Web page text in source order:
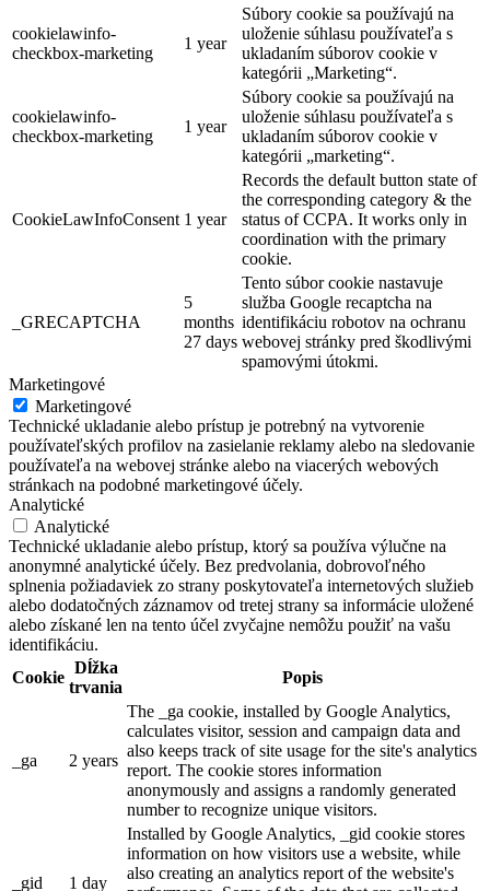
cookielawinfo-
checkbox-marketing
1 year
Súbory cookie sa používajú na
uloženie súhlasu používateľa s
ukladaním súborov cookie v
kategórii „Marketing“.
cookielawinfo-
checkbox-marketing
1 year
Súbory cookie sa používajú na
uloženie súhlasu používateľa s
ukladaním súborov cookie v
kategórii „marketing“.
CookieLawInfoConsent 1 year
Records the default button state of
the corresponding category & the
status of CCPA. It works only in
coordination with the primary
cookie.
_GRECAPTCHA
5
months
27 days
Tento súbor cookie nastavuje
služba Google recaptcha na
identifikáciu robotov na ochranu
webovej stránky pred škodlivými
spamovými útokmi.
Marketingové
Marketingové
Technické ukladanie alebo prístup je potrebný na vytvorenie
používateľských profilov na zasielanie reklamy alebo na sledovanie
používateľa na webovej stránke alebo na viacerých webových
stránkach na podobné marketingové účely.
Analytické
Analytické
Technické ukladanie alebo prístup, ktorý sa používa výlučne na
anonymné analytické účely. Bez predvolania, dobrovoľného
splnenia požiadaviek zo strany poskytovateľa internetových služieb
alebo dodatočných záznamov od tretej strany sa informácie uložené
alebo získané len na tento účel zvyčajne nemôžu použiť na vašu
identifikáciu.
Cookie
Dĺžka
trvania
Popis
_ga 2 years
The _ga cookie, installed by Google Analytics,
calculates visitor, session and campaign data and
also keeps track of site usage for the site's analytics
report. The cookie stores information
anonymously and assigns a randomly generated
number to recognize unique visitors.
_gid 1 day
Installed by Google Analytics, _gid cookie stores
information on how visitors use a website, while
also creating an analytics report of the website's